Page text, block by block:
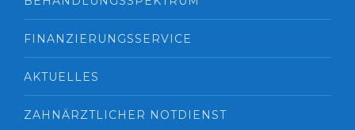
FINANZIERUNGSSERVICE
AKTUELLES
ZAHNÄRZTLICHER NOTDIENST